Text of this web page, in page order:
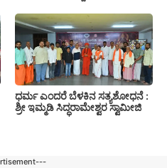
ಧರ್ಮ ಎಂದರೆ ಬೆಳಕಿನ ಸತ್ಯಶೋಧನೆ :
ಶ್ರೀ ಇಮ್ಮಡಿ ಸಿದ್ಧರಾಮೇಶ್ವರ ಸ್ವಾಮೀಜಿ